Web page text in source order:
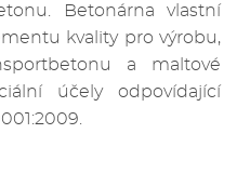
Betonárna vlastní
kvality pro výrobu,
a maltové
účely odpovídající